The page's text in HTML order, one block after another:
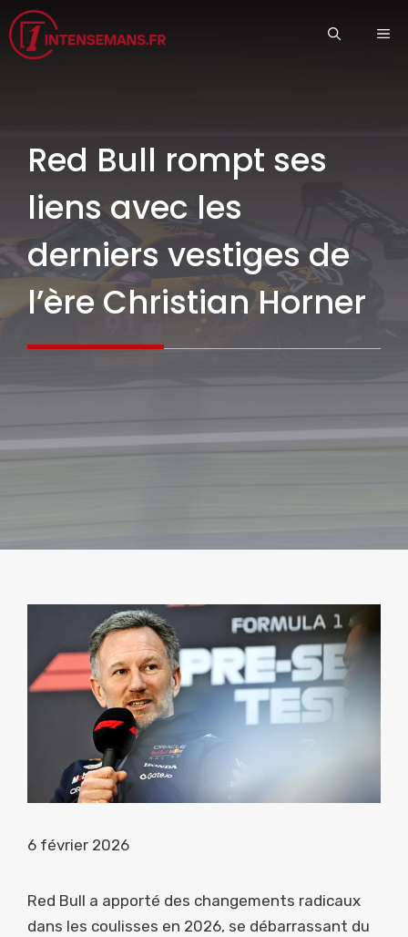
Aller
au
contenu
Red Bull rompt ses
liens avec les
derniers vestiges de
l’ère Christian Horner
6 février 2026
Red Bull a apporté des changements radicaux
dans les coulisses en 2026, se débarrassant du